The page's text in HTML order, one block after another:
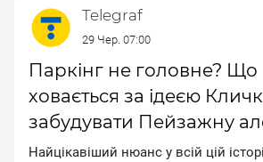
Telegraf
29 Чер. 07:00
Паркінг не головне? Що
ховається за ідеєю
забудувати Пейзажну
Haйцiкaвiший нюaнc у вciй цiй